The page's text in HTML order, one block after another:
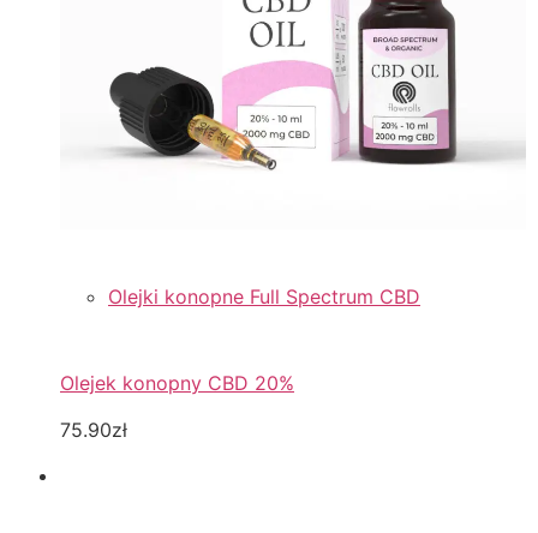
Olejki konopne Full Spectrum CBD
Olejek konopny CBD 20%
75.90zł